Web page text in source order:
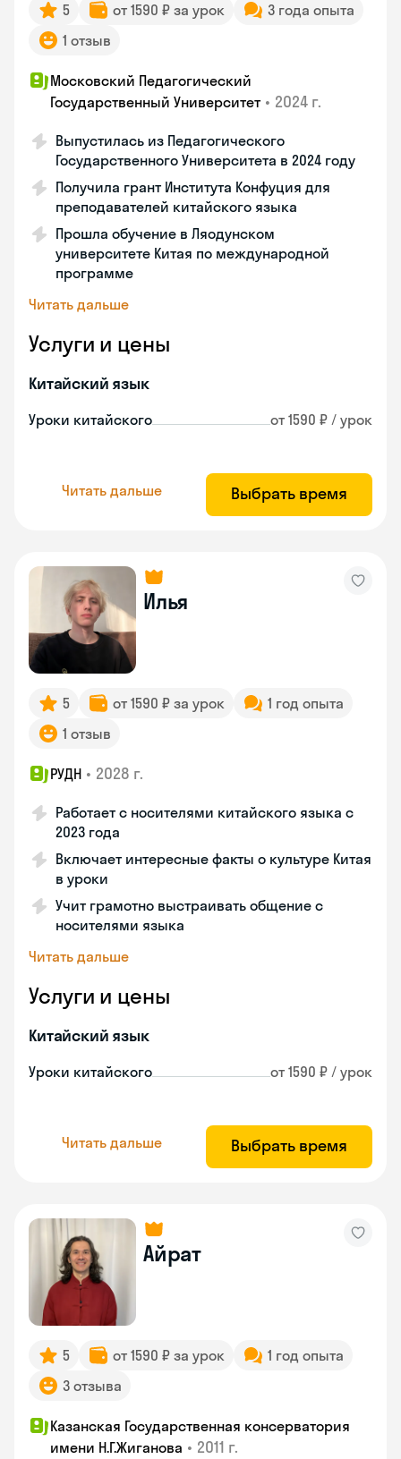
5 от 1590 ₽ за урок
3 года опыта
1 отзыв
Московский Педагогический
Государственный Университет • 2024 г.
Выпустилась из Педагогического
Государственного Университета в 2024 году
Получила грант Института Конфуция для
преподавателей китайского языка
Прошла обучение в Ляодунском
университете Китая по международной
программе
Читать дальше
Услуги и цены
Китайский язык
Уроки китайского от 1590 ₽ / урок
Читать дальше Выбрать время
Илья
5 от 1590 ₽ за урок
1 год опыта
1 отзыв
РУДН • 2028 г.
Работает с носителями китайского языка с
2023 года
Включает интересные факты о культуре Китая
в уроки
Учит грамотно выстраивать общение с
носителями языка
Читать дальше
Услуги и цены
Китайский язык
Уроки китайского от 1590 ₽ / урок
Читать дальше Выбрать время
Айрат
5 от 1590 ₽ за урок
1 год опыта
3 отзыва
Казанская Государственная консерватория
имени Н.Г.Жиганова • 2011 г.